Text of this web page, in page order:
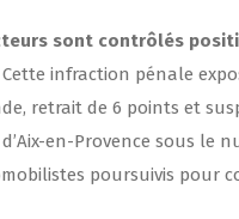
sont contrôlés
infraction pénale
retrait de 6 points et
en-Provence sous
poursuivis pour